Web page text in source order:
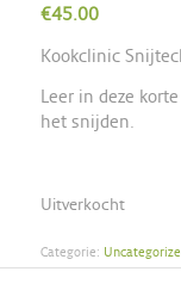
€45.00
Kookclinic
Leer in deze
het snijden.
Uitverkocht
Categorie: